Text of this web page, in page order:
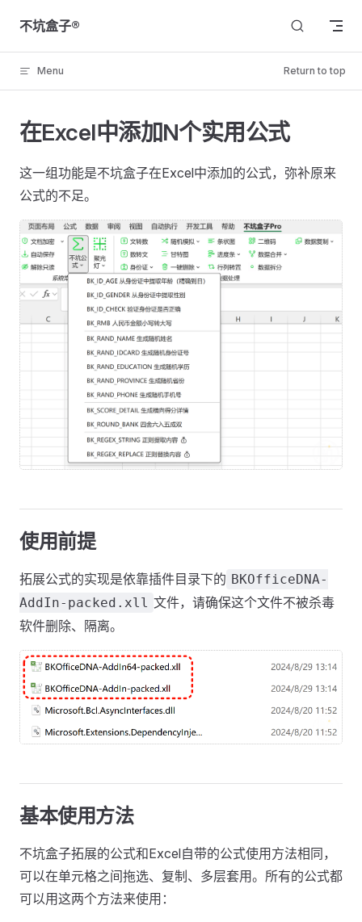
Skip to content
不坑盒子®
Menu Return to top
在Excel中添加N个实用公式
这一组功能是不坑盒子在Excel中添加的公式，弥补原来
公式的不足。
使用前提
拓展公式的实现是依靠插件目录下的 BKOfficeDNA-
AddIn-packed.xll 文件，请确保这个文件不被杀毒
软件删除、隔离。
基本使用方法
不坑盒子拓展的公式和Excel自带的公式使用方法相同，
可以在单元格之间拖选、复制、多层套用。所有的公式都
可以用这两个方法来使用：